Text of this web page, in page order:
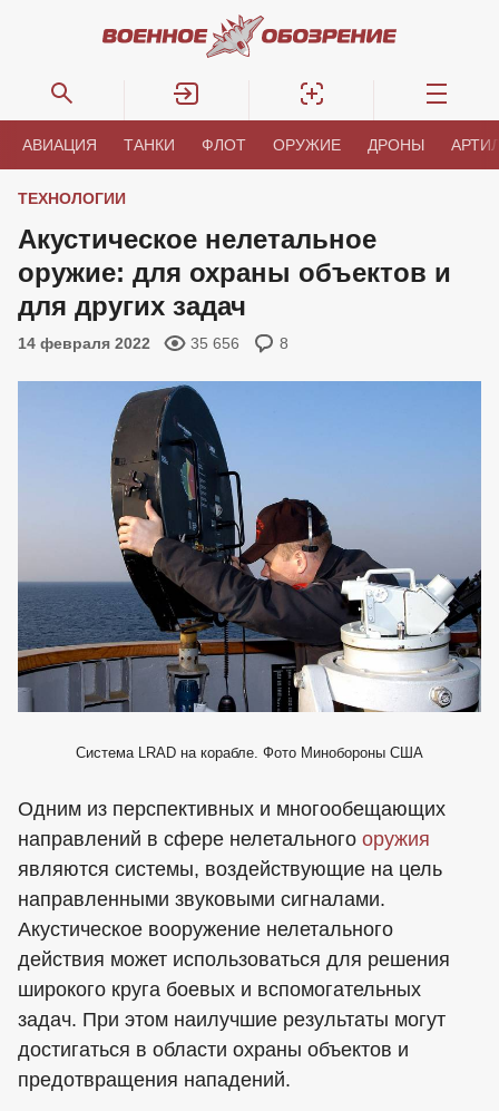
АВИАЦИЯ ТАНКИ ФЛОТ ОРУЖИЕ ДРОНЫ
ТЕХНОЛОГИИ
Акустическое нелетальное
оружие: для охраны объектов и
для других задач
14 февраля 2022 35 656 8
Система LRAD на корабле. Фото Минобороны США
Одним из перспективных и многообещающих
направлений в сфере нелетального оружия
являются системы, воздействующие на цель
направленными звуковыми сигналами.
Акустическое вооружение нелетального
действия может использоваться для решения
широкого круга боевых и вспомогательных
задач. При этом наилучшие результаты могут
достигаться в области охраны объектов и
предотвращения нападений.